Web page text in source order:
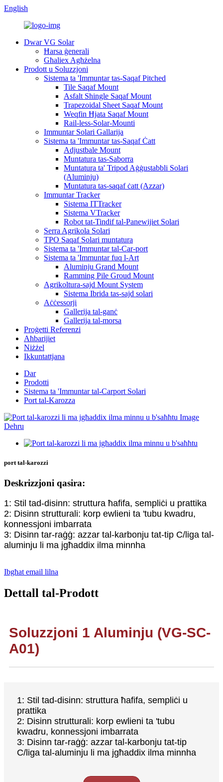
English
Dwar VG Solar
Ħarsa ġenerali
Għaliex Agħżelna
Prodott u Soluzzjoni
Sistema ta 'Immuntar tas-Saqaf Pitched
Tile Saqaf Mount
Asfalt Shingle Saqaf Mount
Trapezoidal Sheet Saqaf Mount
Weqfin Ħjata Saqaf Mount
Rail-less-Solar-Mounti
Immuntar Solari Gallarija
Sistema ta 'Immuntar tas-Saqaf Ċatt
Adjustbale Mount
Muntatura tas-Saborra
Muntatura ta' Tripod Aġġustabbli Solari
(Aluminju)
Muntatura tas-saqaf ċatt (Azzar)
Immuntar Tracker
Sistema ITTracker
Sistema VTracker
Robot tat-Tindif tal-Panewijiet Solari
Serra Agrikola Solari
TPO Saqaf Solari muntatura
Sistema ta 'Immuntar tal-Car-port
Sistema ta 'Immuntar fuq l-Art
Aluminju Grand Mount
Ramming Pile Groud Mount
Agrikoltura-sajd Mount System
Sistema Ibrida tas-sajd solari
Aċċessorji
Gallerija tal-ganċ
Gallerija tal-morsa
Proġetti Referenzi
Aħbarijiet
Niżżel
Ikkuntattjana
Dar
Prodotti
Sistema ta 'Immuntar tal-Carport Solari
Port tal-Karozza
port tal-karozzi
Deskrizzjoni qasira:
1: Stil tad-disinn: struttura ħafifa, sempliċi u prattika
2: Disinn strutturali: korp ewlieni ta 'tubu kwadru,
konnessjoni imbarrata
3: Disinn tar-raġġ: azzar tal-karbonju tat-tip C/liga tal-
aluminju li ma jgħaddix ilma minnha
Ibgħat email lilna
Dettall tal-Prodott
Soluzzjoni 1 Aluminju (VG-SC-
A01)
1: Stil tad-disinn: struttura ħafifa, sempliċi u
prattika
2: Disinn strutturali: korp ewlieni ta 'tubu
kwadru, konnessjoni imbarrata
3: Disinn tar-raġġ: azzar tal-karbonju tat-tip
C/liga tal-aluminju li ma jgħaddix ilma minnha